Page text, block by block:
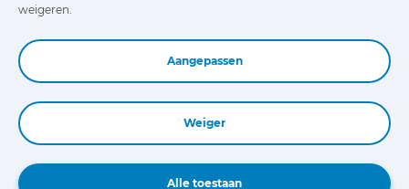
optimaliseren. U kunt te klikken op
ervan in te stellen of te weigeren.
weigeren.
Aangepassen
Weiger
Alle toestaan